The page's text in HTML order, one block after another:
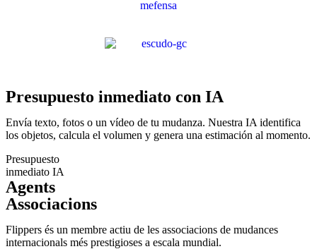
Presupuesto inmediato con IA
Envía texto, fotos o un vídeo de tu mudanza. Nuestra IA identifica
los objetos, calcula el volumen y genera una estimación al momento.
Presupuesto
inmediato IA
Agents
Associacions
Flippers és un membre actiu de les associacions de mudances
internacionals més prestigioses a escala mundial.